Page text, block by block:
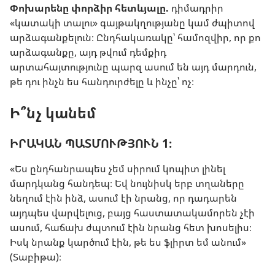
Փոխարենը փորձիր հետևյալը. դիմադրիր
«կատակի տալու» գայթակղությանը կամ ժպիտով
արձագանքելուն։ Ընդհակառակը՝ համոզվիր, որ քո
արձագանքը, այդ թվում դեմքիդ
արտահայտությունը պարզ ասում են այդ մարդուն,
թե դու ինչն ես հանդուրժելը և ինչը՝ ոչ։
Ի՞նչ կանեմ
ԻՐԱԿԱՆ ՊԱՏՄՈՒԹՅՈՒՆ 1։
«Ես ընդհանրապես չեմ սիրում կոպիտ լինել
մարդկանց հանդեպ։ Եվ նույնիսկ երբ տղաները
նեղում էին ինձ, ասում էի նրանց, որ դադարեն
այդպես վարվելուց, բայց հաստատակամորեն չէի
ասում, հաճախ ժպտում էին նրանց հետ խոսելիս։
Իսկ նրանք կարծում էին, թե ես ֆլիրտ եմ անում»
(Տաբիթա)։